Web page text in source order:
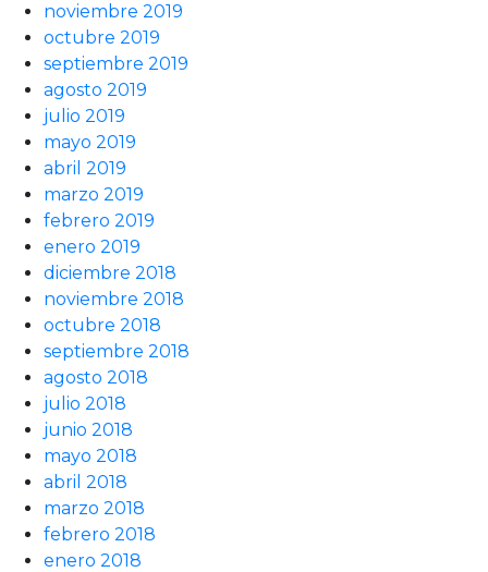
noviembre 2019
octubre 2019
septiembre 2019
agosto 2019
julio 2019
mayo 2019
abril 2019
marzo 2019
febrero 2019
enero 2019
diciembre 2018
noviembre 2018
octubre 2018
septiembre 2018
agosto 2018
julio 2018
junio 2018
mayo 2018
abril 2018
marzo 2018
febrero 2018
enero 2018